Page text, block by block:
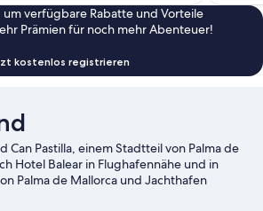
verfügbare Rabatte und Vorteile
Prämien für noch mehr Abenteuer!
kostenlos registrieren
Can Pastilla, einem Stadtteil von Palma de
Hotel Balear in Flughafennähe und in
Palma de Mallorca und Jachthafen
Ausflug wert, wenn du etwas